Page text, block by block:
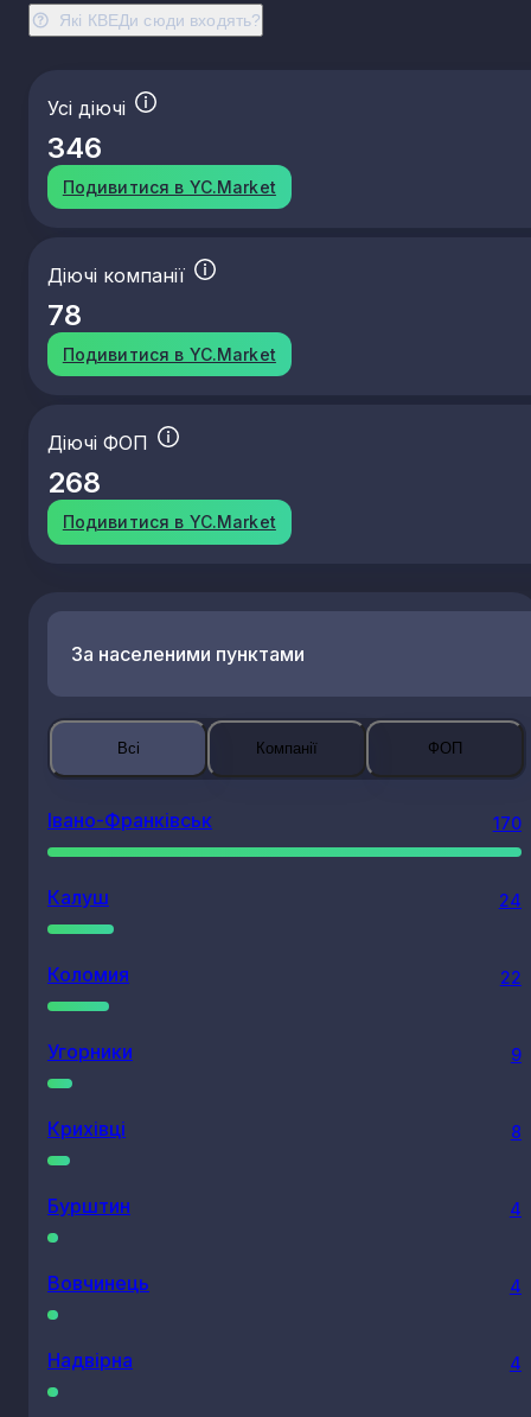
Які КВЕДи сюди входять?
Усі діючі
346
Подивитися в YC.Market
Діючі компанії
78
Подивитися в YC.Market
Діючі ФОП
268
Подивитися в YC.Market
За населеними пунктами
Всі Компанії ФОП
Івано-Франківськ 170
Калуш 24
Коломия 22
Угорники 9
Крихівці 8
Бурштин 4
Вовчинець 4
Надвірна 4